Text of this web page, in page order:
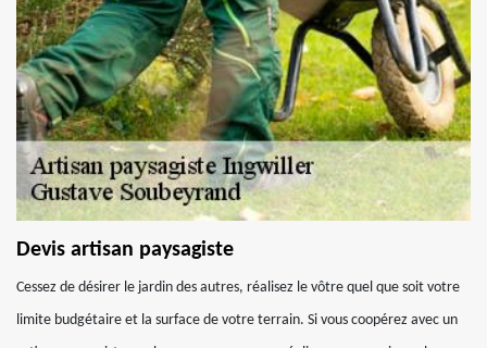
Devis artisan paysagiste
Cessez de désirer le jardin des autres, réalisez le vôtre quel que soit votre
limite budgétaire et la surface de votre terrain. Si vous coopérez avec un